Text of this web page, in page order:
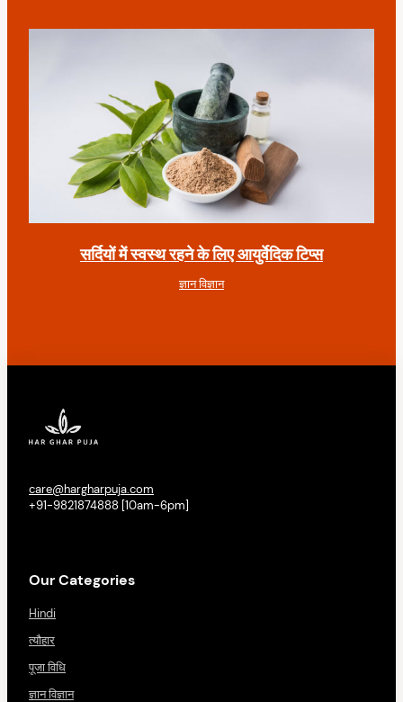
सर्दियों में स्वस्थ रहने के लिए आयुर्वेदिक टिप्स
ज्ञान विज्ञान
care@hargharpuja.com
+91-9821874888 [10am-6pm]
Our Categories
Hindi
त्यौहार
पूजा विधि
ज्ञान विज्ञान